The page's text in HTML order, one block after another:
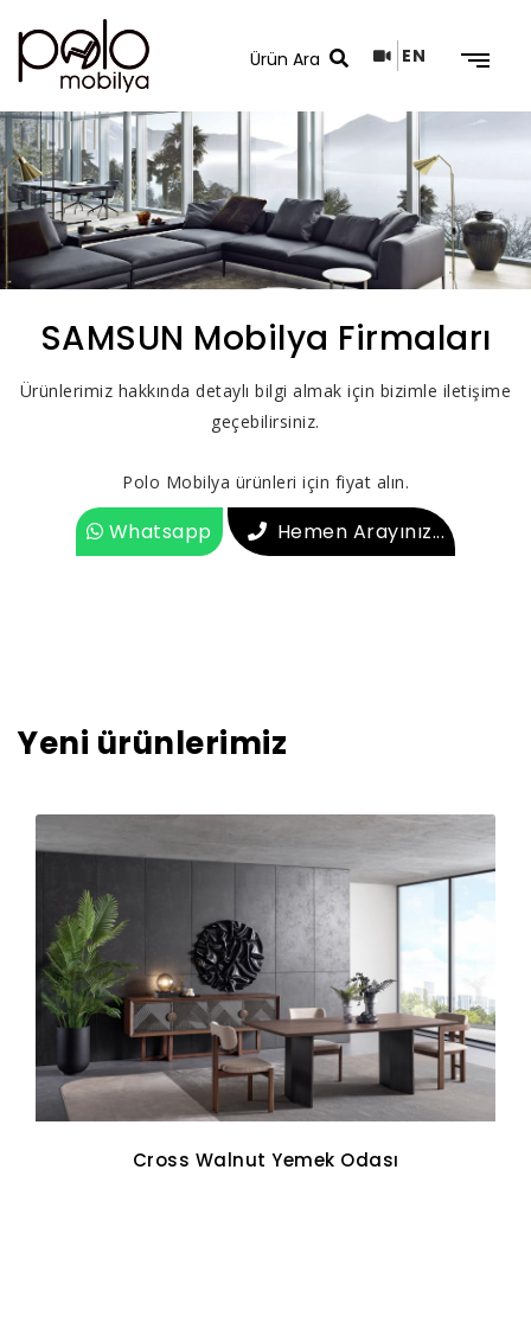
EN
SAMSUN Mobilya Firmaları
Ürünlerimiz hakkında detaylı bilgi almak için bizimle iletişime
geçebilirsiniz.
Polo Mobilya ürünleri için fiyat alın.
Whatsapp Hemen Arayınız...
Yeni ürünlerimiz
Cross Walnut Yemek Odası
Arama Sonuçları